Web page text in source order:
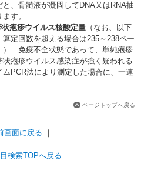
、骨髄液が凝固してDNA又はRNA抽
す。
疱疹ウイルス核酸定量（なお、以下
定回数を超える場合は235～238ペー
） 免疫不全状態であって、単純疱疹
疱疹ウイルス感染症が強く疑われる
PCR法により測定した場合に、一連
ページトップへ戻る
画面に戻る ｜
検索TOPへ戻る ｜